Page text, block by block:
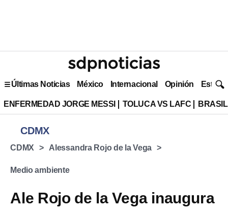
Últimas Noticias México Internacional Opinión Estilo
ENFERMEDAD JORGE MESSI TOLUCA VS LAFC
CDMX
CDMX Alessandra Rojo de la Vega
Medio ambiente
Ale Rojo de la Vega inaugura